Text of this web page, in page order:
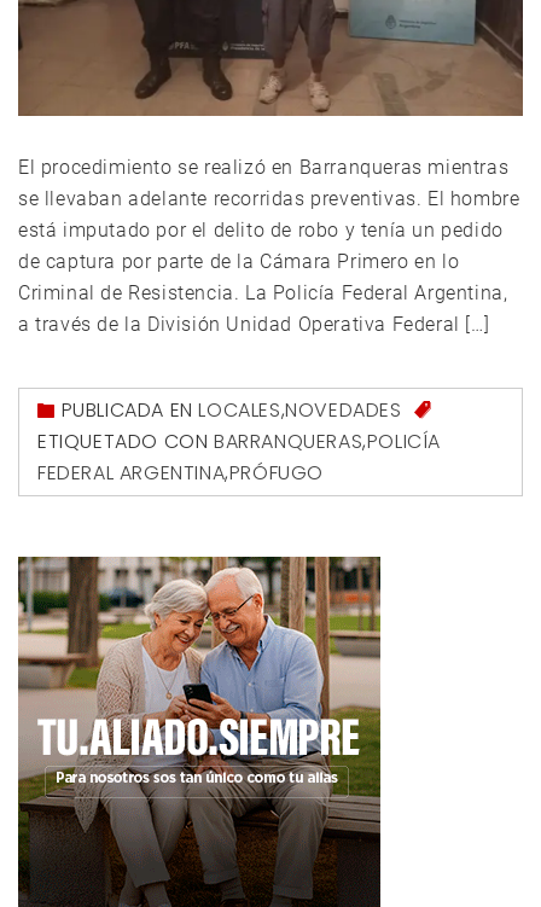
El procedimiento se realizó en Barranqueras mientras
se llevaban adelante recorridas preventivas. El hombre
está imputado por el delito de robo y tenía un pedido
de captura por parte de la Cámara Primero en lo
Criminal de Resistencia. La Policía Federal Argentina,
a través de la División Unidad Operativa Federal […]
PUBLICADA ENLOCALES,NOVEDADES
ETIQUETADO CON BARRANQUERAS,POLICÍA
FEDERAL ARGENTINA,PRÓFUGO